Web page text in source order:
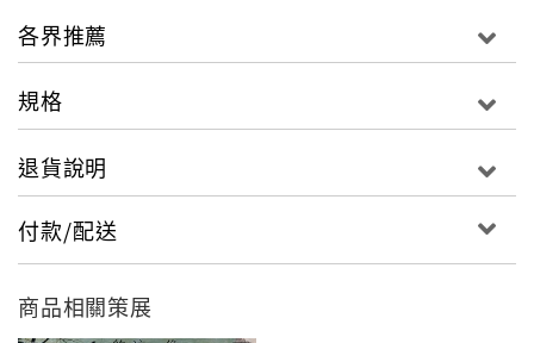
活著除了功成名就，更重要的到底是甚麼？美國名作家
演講全程影片http://www.wnyc.org/story/george-
畢業季一到，美國各大學府就會邀請名人專家到校演
講，例如賈伯斯的名言「Stay hungry. Stay foolish.」
出自他2005年在史丹佛大學的畢業演講，而亞馬遜總長
貝佐斯曾談起童年時爺爺告訴他「慈善比聰明還困難」
則出自他為普林斯頓大學作畢業演講。至於這本內容短
各界推薦
規格
退貨說明
付款/配送
商品相關策展